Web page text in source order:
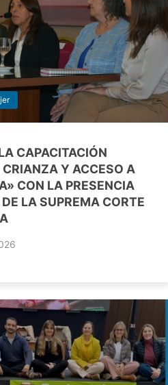
CAPACITACIÓN
CRIANZA Y ACCESO A
CON LA PRESENCIA
LA SUPREMA CORTE